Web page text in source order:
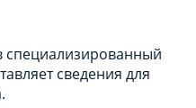
специализированный
сведения для